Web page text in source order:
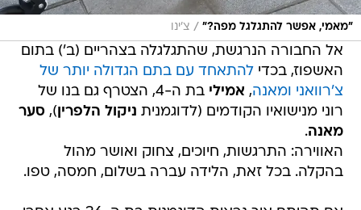
"מאמי, אפשר להתגלגל מפה?" / צ'ינו
אל החבורה הנרגשת, שהתגלגלה בצהריים (ב') בתום
האשפוז, בכדילהתאחד עם בתם הגדולה יותר של
צ'רוואני ומאנה, אמילי
בת ה-4, הצטרף גם בנו של
רוני מנישואיו הקודמים (לדוגמנית ניקול הלפרין),סער
מאנה.
האווירה: התרגשות, חיוכים, צחוק ואושר מהול
בהקלה. בכל זאת, הלידה עברה בשלום, חמסה, טפו.